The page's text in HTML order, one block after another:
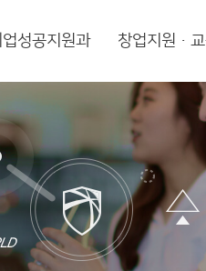
업성공지원과 창업지원·교